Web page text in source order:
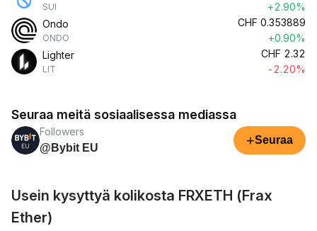
SUI
+2.90%
Ondo
ONDO
CHF 0.353889
+0.90%
Lighter
LIT
CHF 2.32
-2.20%
Seuraa meitä sosiaalisessa mediassa
Followers
@Bybit EU
+Seuraa
Usein kysyttyä kolikosta FRXETH (Frax
Ether)